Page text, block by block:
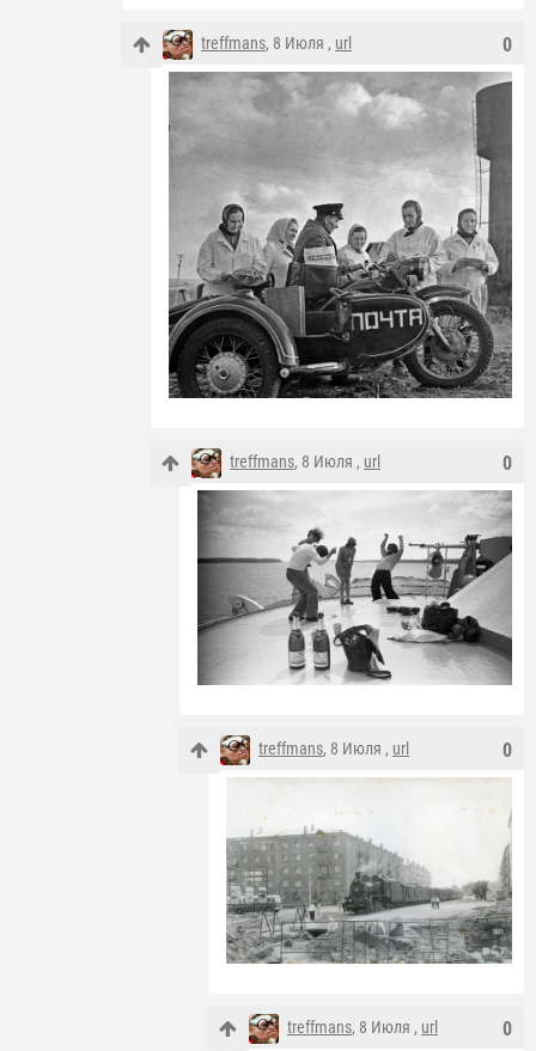
0
treffmans, 8 Июля , url
0
treffmans, 8 Июля , url
0
treffmans, 8 Июля , url
0
treffmans, 8 Июля , url